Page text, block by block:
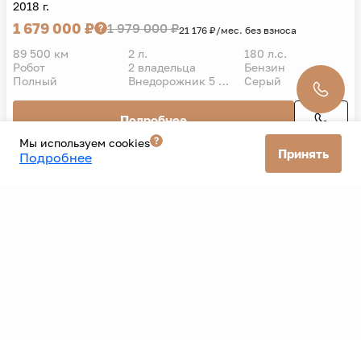
Подробнее
VIN
Audi
1 679 000 ₽ 1 979 000 ₽ 21 176 ₽/мес. без взноса
180 л.с.
Мы используем cookies
Подробнее Принять